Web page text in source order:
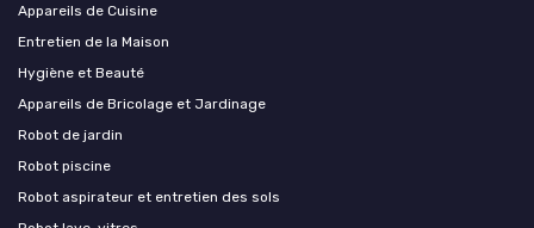
Appareils de Cuisine
Entretien de la Maison
Hygiène et Beauté
Appareils de Bricolage et Jardinage
Robot de jardin
Robot piscine
Robot aspirateur et entretien des sols